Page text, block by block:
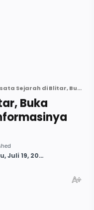
Wisata Sejarah di Blitar, Buka Setiap Hari: Berikut Informasinya
Buka